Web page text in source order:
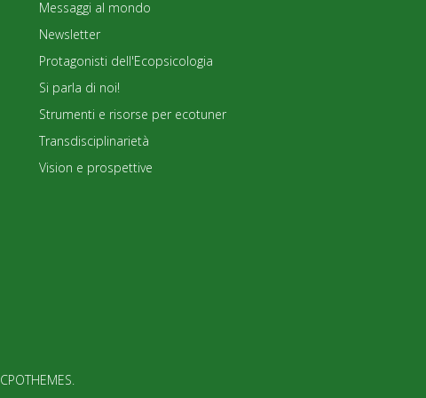
Messaggi al mondo
Newsletter
Protagonisti dell'Ecopsicologia
Si parla di noi!
Strumenti e risorse per ecotuner
Transdisciplinarietà
Vision e prospettive
CPOTHEMES.